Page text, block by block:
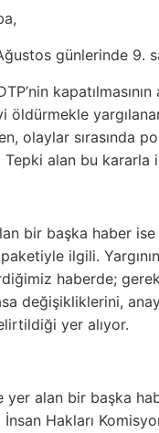
günlerinde 9.
öldürmekle
olaylar sırasında
alan bu kararla
bir başka haber
ilgili.
haberde;
değişikliklerini,
yer alıyor.
yer alan bir başka
Hakları